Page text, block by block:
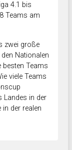
4.1 bis
Teams am
zwei große
Nationalen
besten Teams
viele Teams
Landes in der
der realen